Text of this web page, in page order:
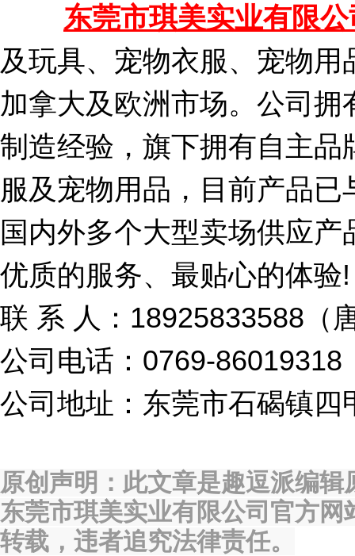
东莞市琪美实业有限
及玩具、宠物衣服、宠物
加拿大及欧洲市场。公司
制造经验，旗下拥有自主
服及宠物用品，目前产品
国内外多个大型卖场供应
优质的服务、最贴心的体验!
联 系 人：18925833588（
公司电话：0769-86019318
公司地址：东莞市石碣镇
原创声明：此文章是趣逗派编
东莞市琪美实业有限公司官方
转载，违者追究法律责任。